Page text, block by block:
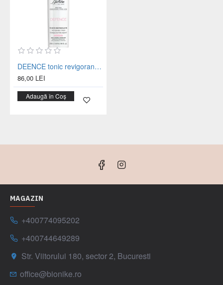
DEENCE tonic revigorant sticla 200 ml
86,00 LEI
Adaugă în Coș
MAGAZIN
+400774095202
+400744649289
Str. Viitorului 180, sector 2, Bucuresti
office@bionike.ro